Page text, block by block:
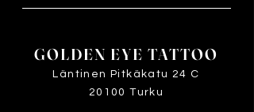
GOLDEN EYE TATTOO
Läntinen Pitkäkatu 24 C
20100 Turku